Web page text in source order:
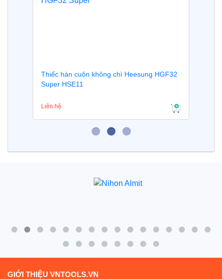
Thiếc hàn cuộn không chì Heesung HGF32
Super HSE11
Liên hệ
GIỚI THIỆU VNTOOLS.VN